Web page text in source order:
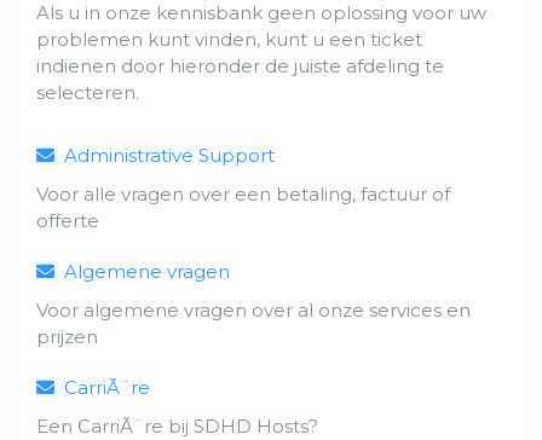
Als u in onze kennisbank geen oplossing voor uw
problemen kunt vinden, kunt u een ticket
indienen door hieronder de juiste afdeling te
selecteren.
Administrative Support
Voor alle vragen over een betaling, factuur of
offerte
Algemene vragen
Voor algemene vragen over al onze services en
prijzen
CarriÃ¨re
Een CarriÃ¨re bij SDHD Hosts?